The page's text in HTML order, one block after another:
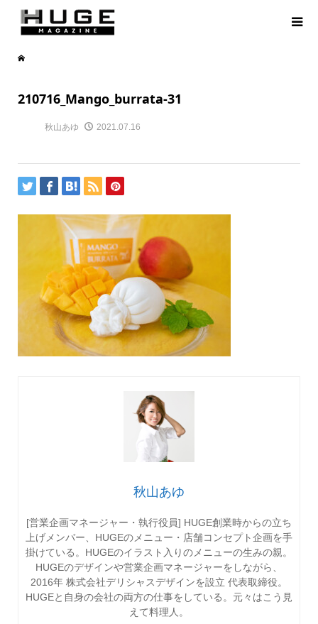
210716_Mango_burrata-31
秋山あゆ 2021.07.16
秋山あゆ
[営業企画マネージャー・執行役員] HUGE創業時からの立ち
上げメンバー、HUGEのメニュー・店舗コンセプト企画を手
掛けている。HUGEのイラスト入りのメニューの生みの親。
HUGEのデザインや営業企画マネージャーをしながら、
2016年 株式会社デリシャスデザインを設立 代表取締役。
HUGEと自身の会社の両方の仕事をしている。元々はこう見
えて料理人。